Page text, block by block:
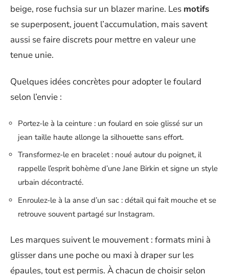
beige, rose fuchsia sur un blazer marine. Les motifs
se superposent, jouent l’accumulation, mais savent
aussi se faire discrets pour mettre en valeur une
tenue unie.
Quelques idées concrètes pour adopter le foulard
selon l’envie :
Portez-le à la ceinture : un foulard en soie glissé sur un
jean taille haute allonge la silhouette sans effort.
Transformez-le en bracelet : noué autour du poignet, il
rappelle l’esprit bohème d’une Jane Birkin et signe un style
urbain décontracté.
Enroulez-le à la anse d’un sac : détail qui fait mouche et se
retrouve souvent partagé sur Instagram.
Les marques suivent le mouvement : formats mini à
glisser dans une poche ou maxi à draper sur les
épaules, tout est permis. À chacun de choisir selon